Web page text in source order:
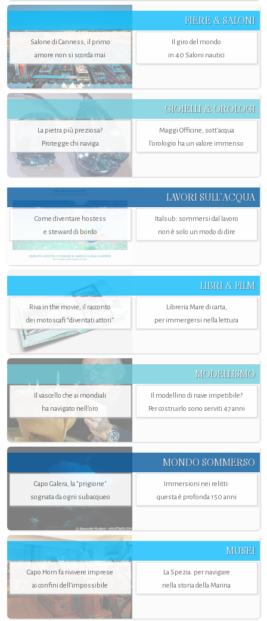
FIERE & SALONI
Salone di Canness, il primo
amore non si scorda mai
Il giro del mondo
in 40 Saloni nautici
GIOIELLI & OROLOGI
La pietra più preziosa?
Protegge chi naviga
Maggi Officine, sott’acqua
l'orologio ha un valore immenso
LAVORI SULL’ACQUA
Come diventare hostess
e steward di bordo
Italsub: sommersi dal lavoro
non è solo un modo di dire
LIBRI & FILM
Riva in the movie, il racconto
dei motoscafi “diventati attori”
Libreria Mare di carta,
per immergersi nella lettura
MODELLISMO
Il vascello che ai mondiali
ha navigato nell’oro
Il modellino di nave irripetibile?
Per costruirlo sono serviti 47 anni
MONDO SOMMERSO
Capo Galera, la "prigione"
sognata da ogni subacqueo
Immersioni nei relitti:
questa è profonda 150 anni
MUSEI
Capo Horn fa rivivere imprese
ai confini dell’impossibile
La Spezia. per navigare
nella storia della Marina